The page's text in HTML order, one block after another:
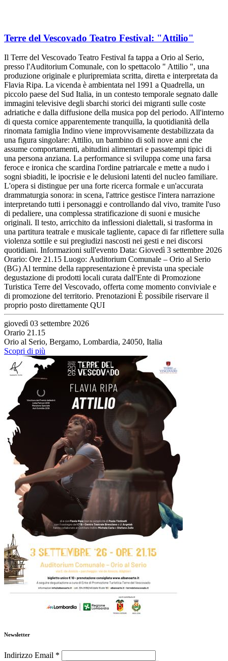
Terre del Vescovado Teatro Festival: "Attilio"
Il Terre del Vescovado Teatro Festival fa tappa a Orio al Serio,
presso l'Auditorium Comunale, con lo spettacolo " Attilio ", una
produzione originale e pluripremiata scritta, diretta e interpretata da
Flavia Ripa. La vicenda è ambientata nel 1991 a Quadrella, un
piccolo paese del Sud Italia, in un contesto temporale segnato dalle
immagini televisive degli sbarchi storici dei migranti sulle coste
adriatiche e dalla diffusione della musica pop del periodo. All'interno
di questa cornice apparentemente tranquilla, la quotidianità della
rinomata famiglia Indino viene improvvisamente destabilizzata da
una figura singolare: Attilio, un bambino di soli nove anni che
assume comportamenti, abitudini alimentari e passatempi tipici di
una persona anziana. La performance si sviluppa come una farsa
feroce e ironica che scardina l'ordine patriarcale e mette a nudo i
sogni sbiaditi, le ipocrisie e le delusioni latenti del nucleo familiare.
L'opera si distingue per una forte ricerca formale e un'accurata
drammaturgia sonora: in scena, l'attrice gestisce l'intera narrazione
interpretando tutti i personaggi e controllando dal vivo, tramite l'uso
di pedaliere, una complessa stratificazione di suoni e musiche
originali. Il testo, arricchito da inflessioni dialettali, si trasforma in
una partitura teatrale e musicale tagliente, capace di far riflettere sulla
violenza sottile e sui pregiudizi nascosti nei gesti e nei discorsi
quotidiani. Informazioni sull'evento Data: Giovedì 3 settembre 2026
Orario: Ore 21.15 Luogo: Auditorium Comunale – Orio al Serio
(BG) Al termine della rappresentazione è prevista una speciale
degustazione di prodotti locali curata dall'Ente di Promozione
Turistica Terre del Vescovado, offerta come momento conviviale e
di promozione del territorio. Prenotazioni È possibile riservare il
proprio posto direttamente QUI
giovedì 03 settembre 2026
Orario 21.15
Orio al Serio, Bergamo, Lombardia, 24050, Italia
Scopri di più
Newsletter
Indirizzo Email *